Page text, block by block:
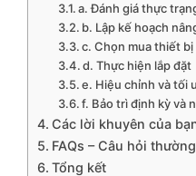
a. Đánh giá thực
b. Lập kế hoạch
c. Chọn mua thiết
d. Thực hiện lắp đặt
e. Hiệu chỉnh và tối
f. Bảo trì định kỳ và
Các lời khuyên của
FAQs – Câu hỏi
Tổng kết